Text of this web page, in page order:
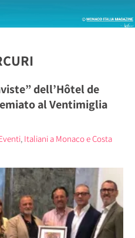
dell’Hôtel de
al Ventimiglia
, Italiani a Monaco e Costa